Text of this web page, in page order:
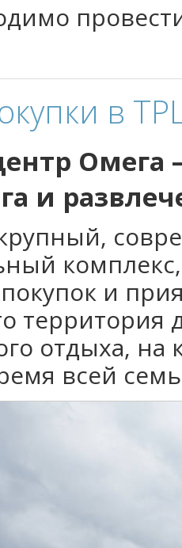
в
Омега
и
и
территория
отдыха, на
всей